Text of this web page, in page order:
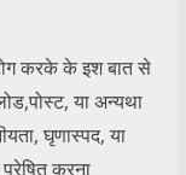
करके के इश बात से
या अन्यथा
घृणास्पद, या
करना